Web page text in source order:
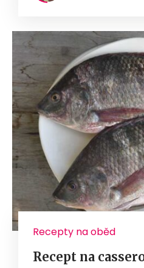
Recepty na oběd
Recept na